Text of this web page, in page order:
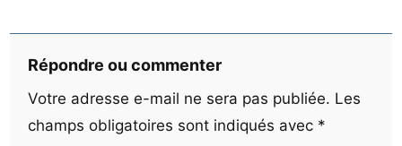
Répondre ou commenter
Votre adresse e-mail ne sera pas publiée. Les
champs obligatoires sont indiqués avec *